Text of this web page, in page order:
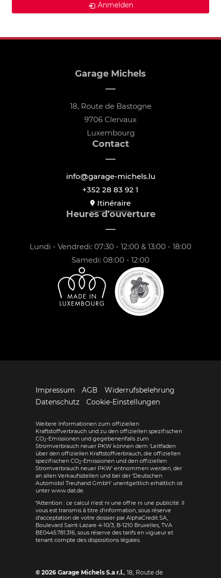
Anmelden
Garage Michels
18, Route de Bastogne
9706 Clervaux
Luxembourg
Contact
info@garage-michels.lu
+352 28 83 92 1
Itinéraire
Heures d'ouverture
Lundi - Vendredi: 07:30 - 12:00 & 13:00 - 18:00
Samedi: 08:00 - 12:00
Impressum AGB
Widerrufsbelehrung
Datenschutz
Cookie-Einstellungen
Weitere Informationen zum offiziellen
Kraftstoffverbrauch und zu den offiziellen spezifischen
CO2-Emissionen und gegebenenfalls zum
Stromverbrauch neuer PKW können dem 'Leitfaden
über den offiziellen Kraftstoffverbrauch, die offiziellen
spezifischen CO2-Emissionen und den offiziellen
Stromverbrauch neuer PKW' entnommen werden, der
an allen Verkaufsstellen und bei der 'Deutschen
Automobil Treuhand GmbH' unentgeltlich erhältlich ist
unter www.dat.de.
*Attention : ce calcul n'est ni une offre ni une publicité. Il
vous est transmis à titre d'information, sous réserve
d'acceptation de votre dossier par AlphaCredit SA,
Boulevard Saint-Lazare 4-10/3, B-1210 Bruxelles, TVA
BE0445.781.316, sous réserve des tarifs en vigueur et
tenant compte des dispositions légales.
© 2026 Garage Michels S.a r.l. 18, Route de